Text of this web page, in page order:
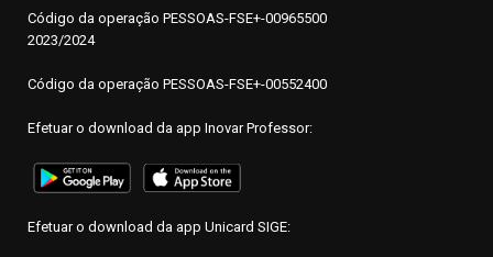
Código da operação PESSOAS-FSE+-00965500
2023/2024
Código da operação PESSOAS-FSE+-00552400
Efetuar o download da app Inovar Professor:
Efetuar o download da app Unicard SIGE: